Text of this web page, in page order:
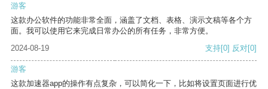
游客
这款办公软件的功能非常全面，涵盖了文档、表格、演示文稿等各个方
面。我可以使用它来完成日常办公的所有任务，非常方便。
2024-08-19
支持[0] 反对[0]
游客
这款加速器app的操作有点复杂，可以简化一下，比如将设置页面进行优